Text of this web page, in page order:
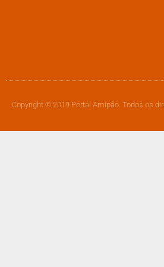
Copyright © 2019 Portal Amipão. Todos os